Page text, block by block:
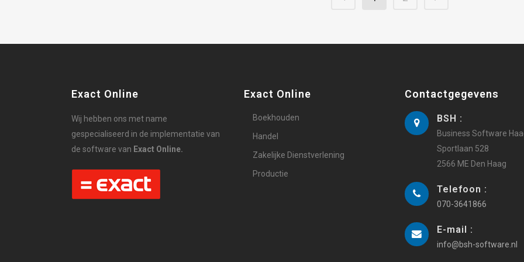
Exact Online
Wij hebben ons met name
gespecialiseerd in de implementatie van
de software van Exact Online.
Exact Online
Boekhouden
Handel
Zakelijke Dienstverlening
Productie
Contactgegevens
BSH :
Business Software
Sportlaan 528
2566 ME Den Haag
Telefoon :
070-3641866
E-mail :
info@bsh-software.nl